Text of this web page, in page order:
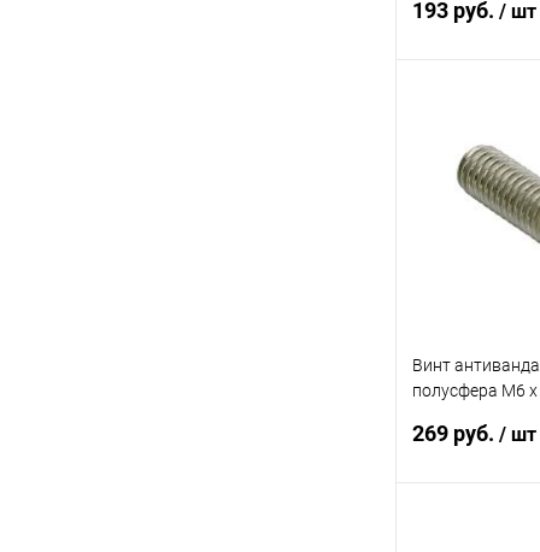
16шт)
193 руб. / шт
Купить в 1
В избранное
Винт
полусфера M6
6шт)
269 руб. / шт